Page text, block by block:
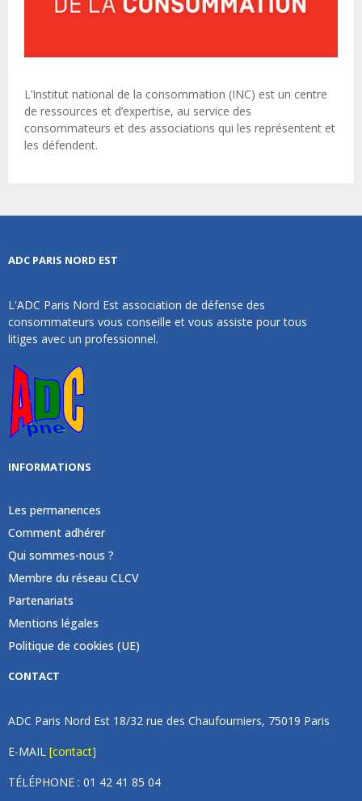
L’Institut national de la consommation (INC) est un centre
de ressources et d’expertise, au service des
consommateurs et des associations qui les représentent et
les défendent.
ADC PARIS NORD EST
L'ADC Paris Nord Est association de défense des
consommateurs vous conseille et vous assiste pour tous
litiges avec un professionnel.
INFORMATIONS
Les permanences
Comment adhérer
Qui sommes-nous ?
Membre du réseau CLCV
Partenariats
Mentions légales
Politique de cookies (UE)
CONTACT
ADC Paris Nord Est 18/32 rue des Chaufourniers, 75019 Paris
E-MAIL [contact]
TÉLÉPHONE : 01 42 41 85 04